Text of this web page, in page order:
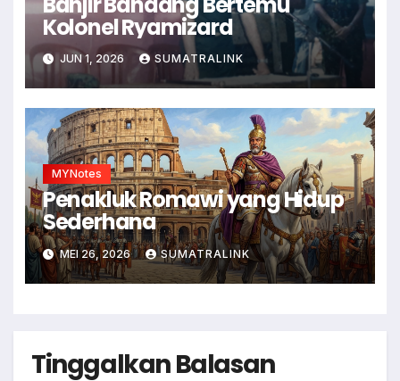
Kolonel Ryamizard
JUN 1, 2026 SUMATRALINK
MYNotes
Penakluk Romawi yang Hidup
Sederhana
MEI 26, 2026 SUMATRALINK
Tinggalkan Balasan